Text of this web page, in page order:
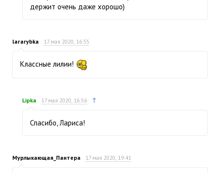
держит очень даже хорошо)
lararybka 17 мая 2020, 16:55
Классные лилии!
Lipka 17 мая 2020, 16:56 ↑
Спасибо, Лариса!
Мурлыкающая_Пантера 17 мая 2020, 19:41